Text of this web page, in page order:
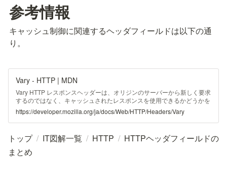
参考情報
キャッシュ制御に関連するヘッダフィールドは以下の通
り。
Vary - HTTP | MDN
Vary HTTP レスポンスヘッダーは、オリジンのサーバーから新しく要求
するのではなく、キャッシュされたレスポンスを使用できるかどうかを
決定するために将来のリクエストヘッダーをどのように一致させるかを
決定します。これは、コンテンツネゴシエーションアルゴリズムでリソ
ースの表現を選択するときにどのヘッダーを使用したかを示すためにサ
ーバーによって使用されます。
https://developer.mozilla.org/ja/docs/Web/HTTP/Headers/Vary
トップ / IT図解一覧 / HTTP / HTTPヘッダフィールドの
まとめ